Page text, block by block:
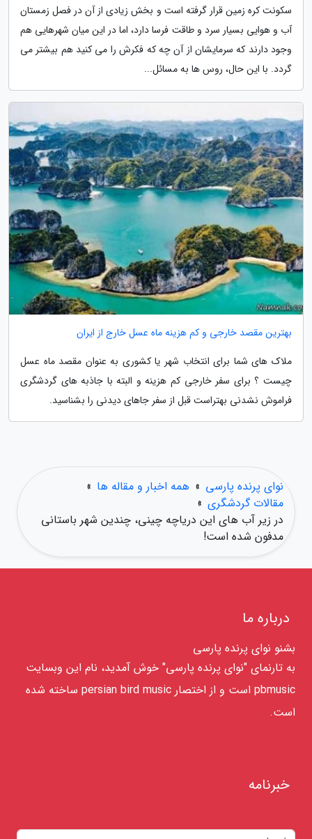
سکونت کره زمین قرار گرفته است و بخش زیادی از آن در فصل زمستان
آب و هوایی بسیار سرد و طاقت فرسا دارد، اما در این میان شهرهایی هم
وجود دارند که سرمایشان از آن چه که فکرش را می کنید هم بیشتر می
گردد. با این حال، روس ها به مسائل...
بهترین مقصد خارجی و کم هزینه ماه عسل خارج از ایران
ملاک های شما برای انتخاب شهر یا کشوری به عنوان مقصد ماه عسل
چیست ؟ برای سفر خارجی کم هزینه و البته با جاذبه های گردشگری
فراموش نشدنی بهتراست قبل از سفر جاهای دیدنی را بشناسید.
نوای پرنده پارسی » همه اخبار و مقاله ها »
مقالات گردشگری »
در زیر آب های این دریاچه چینی، چندین شهر باستانی
مدفون شده است!
درباره ما
بشنو نوای پرنده پارسی
به تارنمای "نوای پرنده پارسی" خوش آمدید، نام این وبسایت
pbmusic است و از اختصار persian bird music ساخته شده
است.
خبرنامه